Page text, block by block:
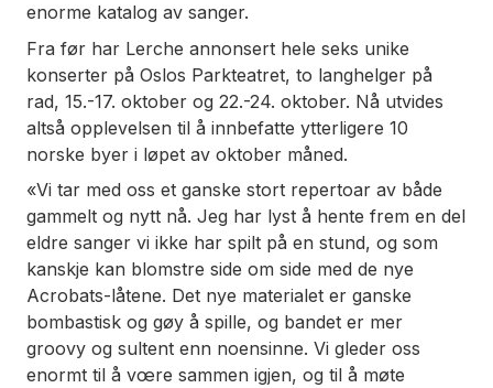
enorme katalog av sanger.
Fra før har Lerche annonsert hele seks unike
konserter på Oslos Parkteatret, to langhelger på
rad, 15.-17. oktober og 22.-24. oktober. Nå utvides
altså opplevelsen til å innbefatte ytterligere 10
norske byer i løpet av oktober måned.
«Vi tar med oss et ganske stort repertoar av både
gammelt og nytt nå. Jeg har lyst å hente frem en del
eldre sanger vi ikke har spilt på en stund, og som
kanskje kan blomstre side om side med de nye
Acrobats-låtene. Det nye materialet er ganske
bombastisk og gøy å spille, og bandet er mer
groovy og sultent enn noensinne. Vi gleder oss
enormt til å vœre sammen igjen, og til å møte